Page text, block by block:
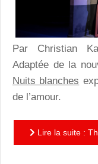
Par Christian
Adaptée de la
Nuits blanches
de l’amour.
Lire la suite :